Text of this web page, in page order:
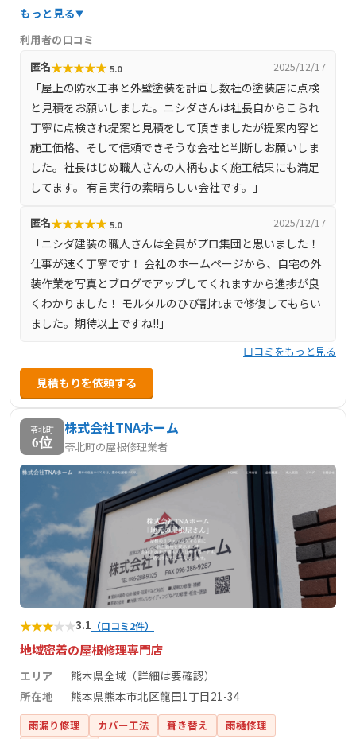
ており、無料診断も実施中です。詳細な情報は公式サイト
もっと見る
利用者の口コミ
匿名★★★★★ 5.0 2025/12/17
「屋上の防水工事と外壁塗装を計画し数社の塗装店に点検
と見積をお願いしました。ニシダさんは社長自からこられ
丁寧に点検され提案と見積をして頂きましたが提案内容と
施工価格、そして信頼できそうな会社と判断しお願いしま
した。社長はじめ職人さんの人柄もよく施工結果にも満足
してます。 有言実行の素晴らしい会社です。」
匿名★★★★★ 5.0 2025/12/17
「ニシダ建装の職人さんは全員がプロ集団と思いました！
仕事が速く丁寧です！ 会社のホームページから、自宅の外
装作業を写真とブログでアップしてくれますから進捗が良
くわかりました！ モルタルのひび割れまで修復してもらい
ました。期待以上ですね!!」
口コミをもっと見る
見積もりを依頼する
苓北町
6位
株式会社TNAホーム
苓北町の屋根修理業者
★★★★★3.1 （口コミ2件）
地域密着の屋根修理専門店
エリア
熊本県全域（詳細は要確認）
所在地
熊本県熊本市北区龍田1丁目21-34
雨漏り修理 カバー工法 葺き替え
雨樋修理